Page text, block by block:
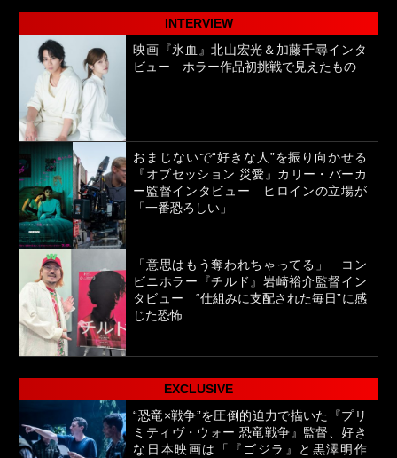
INTERVIEW
映画『氷血』北山宏光＆加藤千尋インタ
ビュー ホラー作品初挑戦で見えたもの
おまじないで“好きな人”を振り向かせる
『オブセッション 災愛』カリー・バーカ
ー監督インタビュー ヒロインの立場が
「一番恐ろしい」
「意思はもう奪われちゃってる」 コン
ビニホラー『チルド』岩崎裕介監督イン
タビュー “仕組みに支配された毎日”に感
じた恐怖
EXCLUSIVE
“恐竜×戦争”を圧倒的迫力で描いた『プリ
ミティヴ・ウォー 恐竜戦争』監督、好き
な日本映画は「『ゴジラ』と黒澤明作